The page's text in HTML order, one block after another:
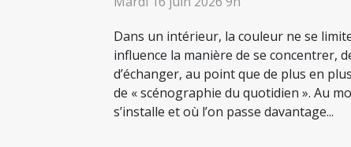
Dans un intérieur, la couleur ne se
influence la manière de se concentrer,
d’échanger, au point que de plus en
de « scénographie du quotidien ». Au
s’installe et où l’on passe davantage...